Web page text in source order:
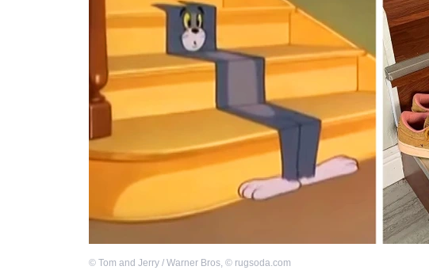
© Tom and Jerry / Warner Bros, © rugsoda.com